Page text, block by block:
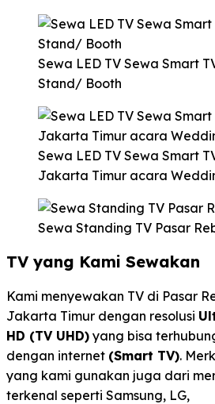
Sewa LED TV Sewa Smart
Stand/ Booth
Sewa LED TV Sewa Smart
Jakarta Timur acara
Sewa Standing TV Pasar
TV yang Kami Sewakan
Kami menyewakan TV di Pasar
Jakarta Timur dengan resolusi
HD (TV UHD) yang bisa
dengan internet (Smart TV).
yang kami gunakan juga dari
terkenal seperti Samsung, LG,